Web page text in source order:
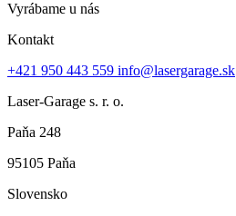
Vyrábame u nás
Kontakt
+421 950 443 559 info@lasergarage.sk
Laser-Garage s. r. o.
Paňa 248
95105 Paňa
Slovensko